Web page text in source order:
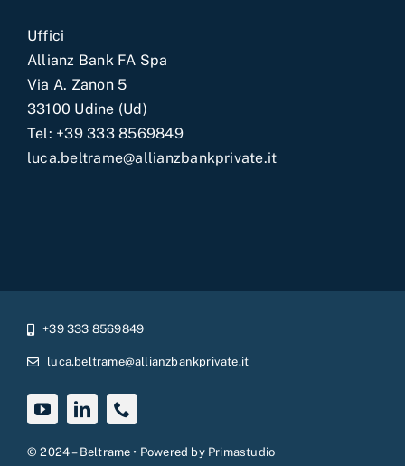
Uffici
Allianz Bank FA Spa
Via A. Zanon 5
33100 Udine (Ud)
Tel: +39 333 8569849
luca.beltrame@allianzbankprivate.it
+39 333 8569849
luca.beltrame@allianzbankprivate.it
© 2024 – Beltrame • Powered by Primastudio